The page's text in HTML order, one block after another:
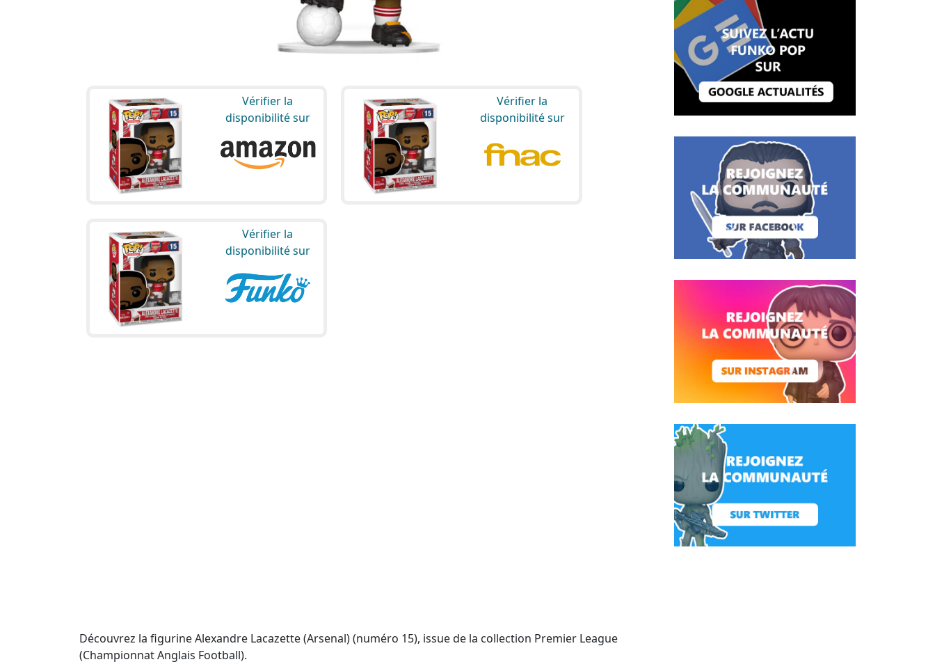
Vérifier la
disponibilité sur
Vérifier la
disponibilité sur
Vérifier la
disponibilité sur
Découvrez la figurine Alexandre Lacazette (Arsenal) (numéro 15), issue de la collection Premier League
(Championnat Anglais Football).